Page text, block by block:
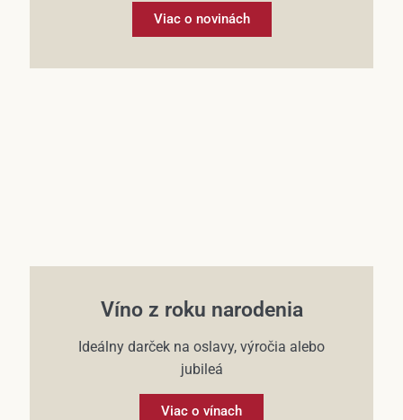
Viac o novinách
Víno z roku narodenia
Ideálny darček na oslavy, výročia alebo
jubileá
Viac o vínach